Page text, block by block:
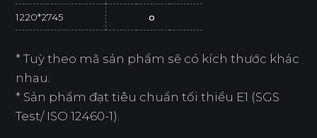
1220*2745 o
* Tuỳ theo mã sản phẩm sẽ có kích thước khác
nhau.
* Sản phẩm đạt tiêu chuẩn tối thiểu E1 (SGS
Test/ ISO 12460-1).